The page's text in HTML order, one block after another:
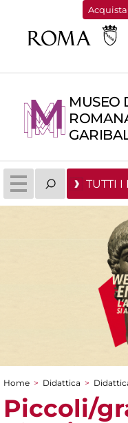
Acquista
MUSEO
TUTTI I
Tu sei qui
Home > Didattica >
Piccoli/